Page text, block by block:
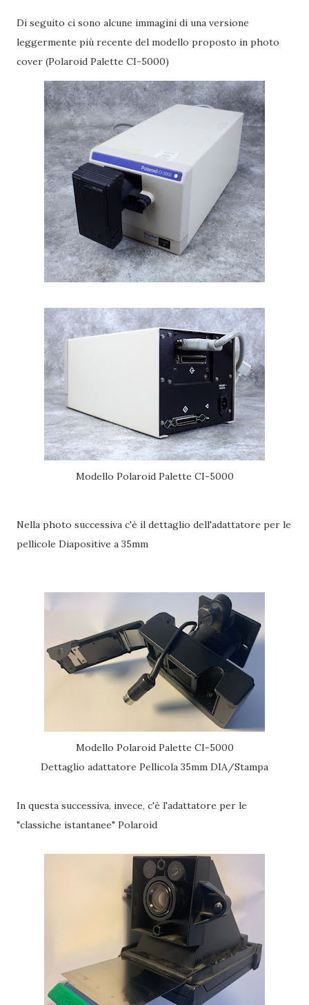
Di seguito ci sono alcune immagini di una versione
leggermente più recente del modello proposto in photo
cover (Polaroid Palette CI-5000)
Modello Polaroid Palette CI-5000
Nella photo successiva c'è il dettaglio dell'adattatore per le
pellicole Diapositive a 35mm
Modello Polaroid Palette CI-5000
Dettaglio adattatore Pellicola 35mm DIA/Stampa
In questa successiva, invece, c'è l'adattatore per le
"classiche istantanee" Polaroid